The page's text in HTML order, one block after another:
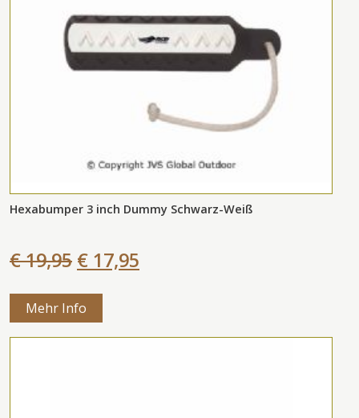
Hexabumper 3 inch Dummy Schwarz-Weiß
€ 19,95 € 17,95
Mehr Info